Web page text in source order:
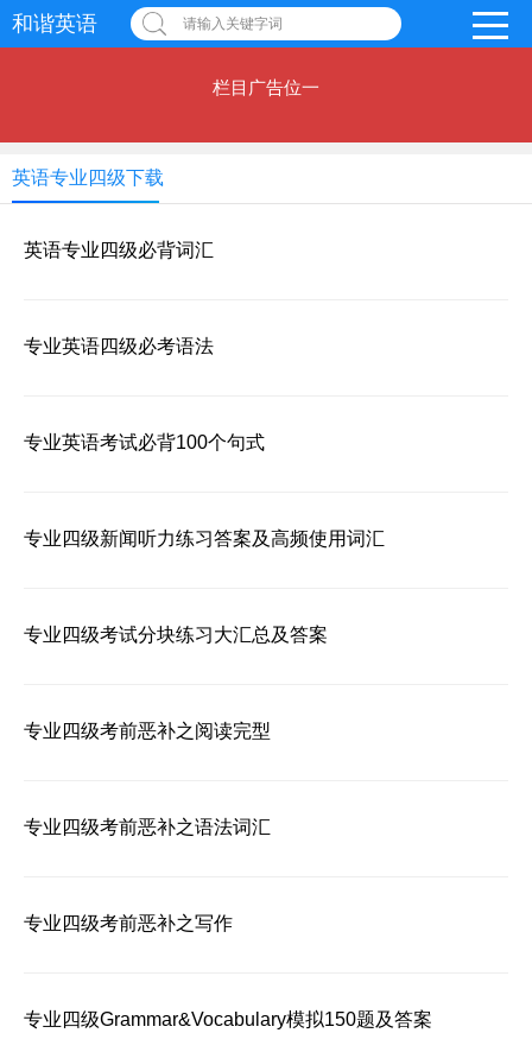
和谐英语 请输入关键字词
栏目广告位一
英语专业四级下载
英语专业四级必背词汇
专业英语四级必考语法
专业英语考试必背100个句式
专业四级新闻听力练习答案及高频使用词汇
专业四级考试分块练习大汇总及答案
专业四级考前恶补之阅读完型
专业四级考前恶补之语法词汇
专业四级考前恶补之写作
专业四级Grammar&Vocabulary模拟150题及答案